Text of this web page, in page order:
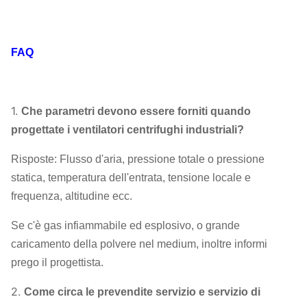
FAQ
1. Che parametri devono essere forniti quando
progettate i ventilatori centrifughi industriali?
Risposte: Flusso d'aria, pressione totale o pressione
statica, temperatura dell'entrata, tensione locale e
frequenza, altitudine ecc.
Se c'è gas infiammabile ed esplosivo, o grande
caricamento della polvere nel medium, inoltre informi
prego il progettista.
2. Come circa le prevendite servizio e servizio di